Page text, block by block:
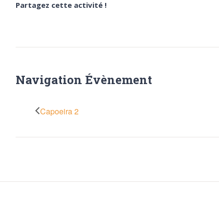
Partagez cette activité !
Navigation Évènement
Capoeira 2